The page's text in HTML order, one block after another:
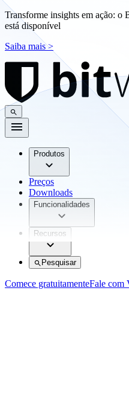
Transforme insights em ação: o
está disponível
Saiba mais >
Produtos
Preços
Downloads
Funcionalidades
Recursos
Pesquisar
Comece gratuitamenteFale com